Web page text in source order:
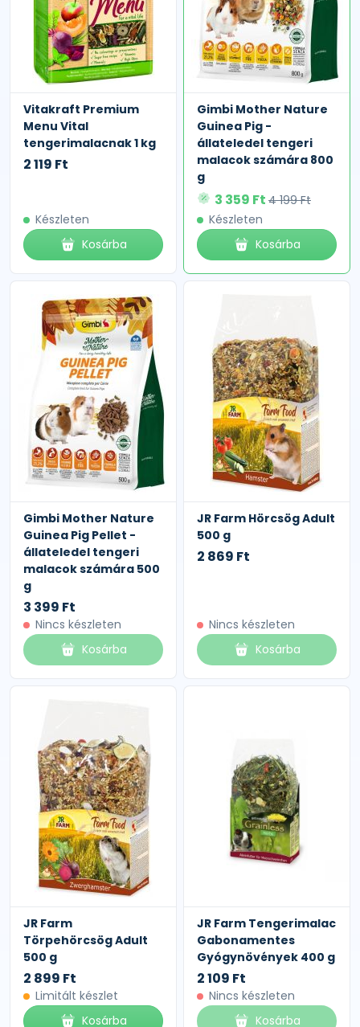
Vitakraft Premium
Menu Vital
tengerimalacnak 1 kg
2 119 Ft
Készleten
Kosárba
Gimbi Mother Nature
Guinea Pig -
állateledel tengeri
malacok számára 800
g
3 359 Ft 4 199 Ft
Készleten
Kosárba
Gimbi Mother Nature
Guinea Pig Pellet -
állateledel tengeri
malacok számára 500
g
3 399 Ft
Nincs készleten
Kosárba
JR Farm Hörcsög Adult
500 g
2 869 Ft
Nincs készleten
Kosárba
JR Farm
Törpehörcsög Adult
500 g
2 899 Ft
Limitált készlet
Kosárba
JR Farm Tengerimalac
Gabonamentes
Gyógynövények 400 g
2 109 Ft
Nincs készleten
Kosárba